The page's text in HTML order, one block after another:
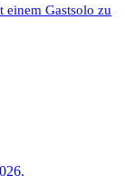
einem Gastsolo zu